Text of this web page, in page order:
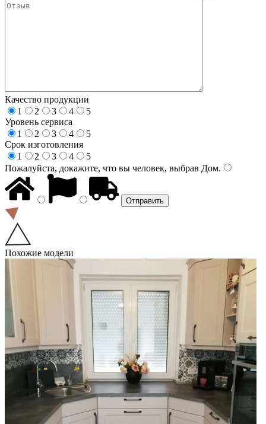
Качество продукции
1
2 3 4
5
Уровень сервиса
1
2 3 4
5
Срок изготовления
1
2 3 4
5
Пожалуйста, докажите, что вы человек, выбрав Дом.
Похожие модели